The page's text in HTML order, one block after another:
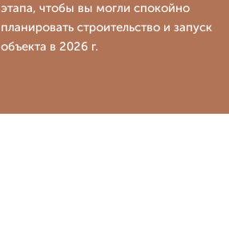
этапа, чтобы вы могли спокойно
планировать строительство и запуск
объекта в 2026 г.